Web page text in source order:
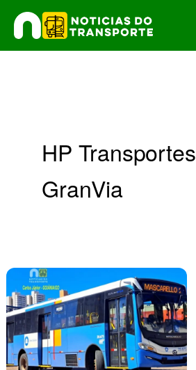
para
o
HP Transportes
GranVia